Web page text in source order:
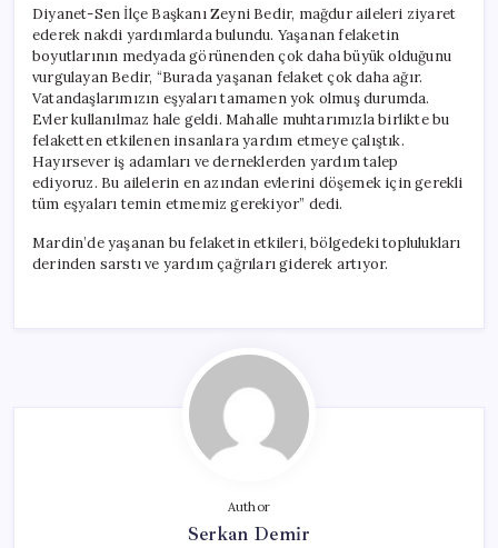
Diyanet-Sen İlçe Başkanı Zeyni Bedir, mağdur aileleri ziyaret
ederek nakdi yardımlarda bulundu. Yaşanan felaketin
boyutlarının medyada görünenden çok daha büyük olduğunu
vurgulayan Bedir, “Burada yaşanan felaket çok daha ağır.
Vatandaşlarımızın eşyaları tamamen yok olmuş durumda.
Evler kullanılmaz hale geldi. Mahalle muhtarımızla birlikte bu
felaketten etkilenen insanlara yardım etmeye çalıştık.
Hayırsever iş adamları ve derneklerden yardım talep
ediyoruz. Bu ailelerin en azından evlerini döşemek için gerekli
tüm eşyaları temin etmemiz gerekiyor” dedi.
Mardin’de yaşanan bu felaketin etkileri, bölgedeki toplulukları
derinden sarstı ve yardım çağrıları giderek artıyor.
Author
Serkan Demir